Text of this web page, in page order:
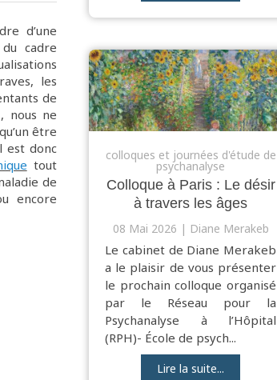
d’une
cadre
les
de
nous ne
être
est donc
tout
de
encore
colloques et journées d'étude de
psychanalyse
Colloque à Paris : Le désir
à travers les âges
08 Mai 2026 Diane Merakeb
Le cabinet de Diane Merakeb
a le plaisir de vous présenter
le prochain colloque organisé
par le Réseau pour la
Psychanalyse à l’Hôpital
(RPH)- École de psych...
Lire la suite...